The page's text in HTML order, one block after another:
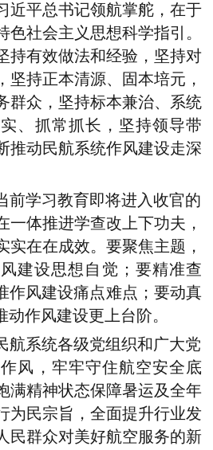
近平总书记领航掌舵，在于
色社会主义思想科学指引。
持有效做法和经验，坚持对
坚持正本清源、固本培元，
群众，坚持标本兼治、系统
、抓常抓长，坚持领导带
推动民航系统作风建设走深
前学习教育即将进入收官的
一体推进学查改上下功夫，
实在在成效。要聚焦主题，
建设思想自觉；要精准查
作风建设痛点难点；要动真
动作风建设更上台阶。
航系统各级党组织和广大党
风，牢牢守住航空安全底
满精神状态保障暑运及全年
为民宗旨，全面提升行业发
民群众对美好航空服务的新